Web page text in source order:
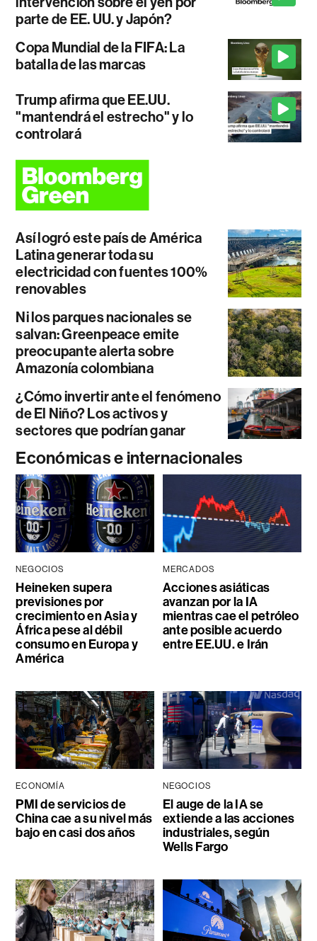
parte de EE. UU. y Japón?
Copa Mundial de la FIFA: La
batalla de las marcas
Trump afirma que EE.UU.
"mantendrá el estrecho" y lo
controlará
Así logró este país de América
Latina generar toda su
electricidad con fuentes 100%
renovables
Ni los parques nacionales se
salvan: Greenpeace emite
preocupante alerta sobre
Amazonía colombiana
¿Cómo invertir ante el fenómeno
de El Niño? Los activos y
sectores que podrían ganar
Económicas e internacionales
NEGOCIOS
Heineken supera
previsiones por
crecimiento en Asia y
África pese al débil
consumo en Europa y
América
MERCADOS
Acciones asiáticas
avanzan por la IA
mientras cae el petróleo
ante posible acuerdo
entre EE.UU. e Irán
ECONOMÍA
PMI de servicios de
China cae a su nivel más
bajo en casi dos años
NEGOCIOS
El auge de la IA se
extiende a las acciones
industriales, según
Wells Fargo